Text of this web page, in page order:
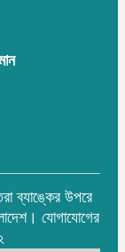
ব্যাঙ্কের উপরে
যোগাযোগের